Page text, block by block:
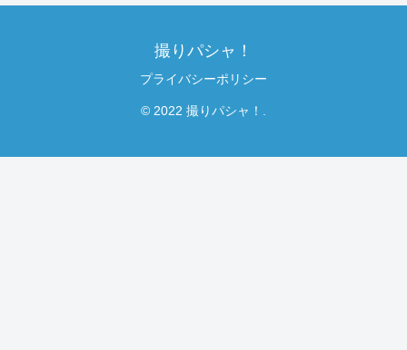
撮りパシャ！
プライバシーポリシー
© 2022 撮りパシャ！.